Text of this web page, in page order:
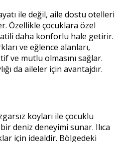
ile değil, aile dostu otelleri
Özellikle çocuklara özel
daha konforlu hale getirir.
ve eğlence alanları,
ve mutlu olmasını sağlar.
da aileler için avantajdır.
koyları ile çocuklu
deniz deneyimi sunar. Ilıca
için idealdir. Bölgedeki